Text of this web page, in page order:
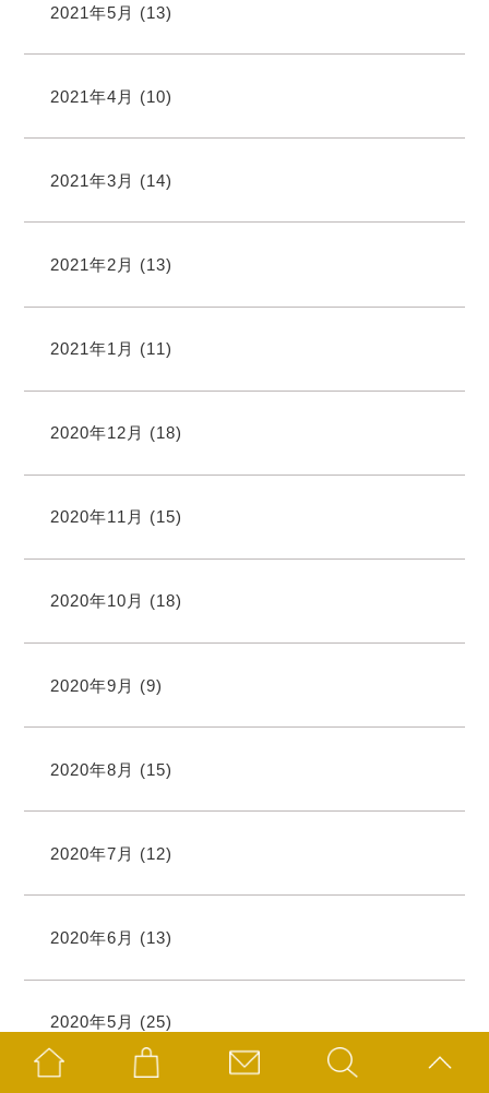
2021年5月 (13)
2021年4月 (10)
2021年3月 (14)
2021年2月 (13)
2021年1月 (11)
2020年12月 (18)
2020年11月 (15)
2020年10月 (18)
2020年9月 (9)
2020年8月 (15)
2020年7月 (12)
2020年6月 (13)
2020年5月 (25)